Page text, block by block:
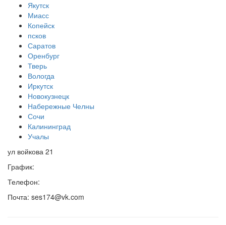
Якутск
Миасс
Копейск
псков
Саратов
Оренбург
Тверь
Вологда
Иркутск
Новокузнецк
Набережные Челны
Сочи
Калининград
Учалы
ул войкова 21
График:
Телефон:
Почта: ses174@vk.com